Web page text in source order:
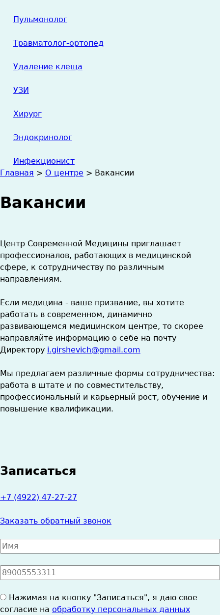
Пульмонолог
Травматолог-ортопед
Удаление клеща
УЗИ
Хирург
Эндокринолог
Инфекционист
здесь
Главная > О центре > Вакансии
Вакансии
Центр Современной Медицины приглашает
профессионалов, работающих в медицинской
сфере, к сотрудничеству по различным
направлениям.
Если медицина - ваше призвание, вы хотите
работать в современном, динамично
развивающемся медицинском центре, то скорее
направляйте информацию о себе на почту
Директору i.girshevich@gmail.com
Мы предлагаем различные формы сотрудничества:
работа в штате и по совместительству,
профессиональный и карьерный рост, обучение и
повышение квалификации.
Записаться
+7 (4922) 47-27-27
Заказать обратный звонок
Имя
*
Номер
телефона
*
Согласие
на
Нажимая на кнопку "Записаться", я даю свое
согласие на обработку персональных данных